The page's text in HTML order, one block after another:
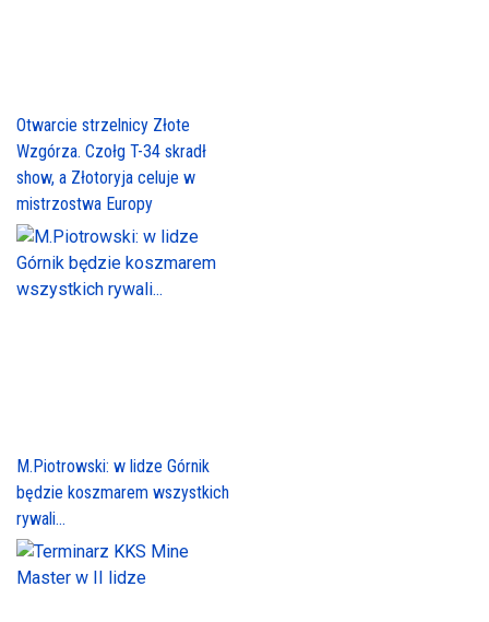
Otwarcie strzelnicy Złote
Wzgórza. Czołg T-34 skradł
show, a Złotoryja celuje w
mistrzostwa Europy
M.Piotrowski: w lidze Górnik
będzie koszmarem wszystkich
rywali...